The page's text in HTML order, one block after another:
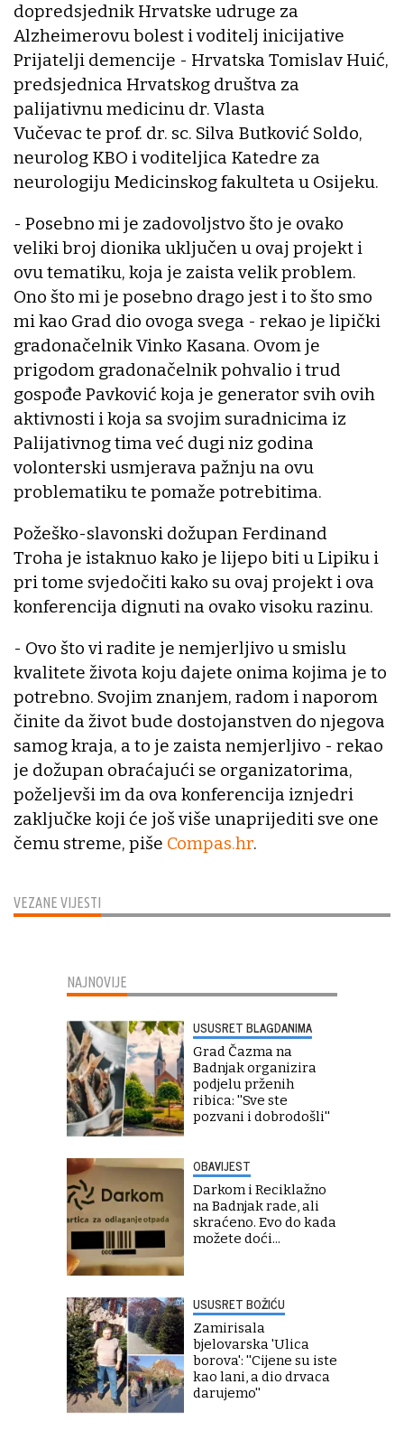
VEZANE VIJESTI
dopredsjednik Hrvatske udruge za
Alzheimerovu bolest i voditelj inicijative
Prijatelji demencije - Hrvatska Tomislav Huić,
predsjednica Hrvatskog društva za
palijativnu medicinu dr. Vlasta
Vučevac te prof. dr. sc. Silva Butković Soldo,
neurolog KBO i voditeljica Katedre za
neurologiju Medicinskog fakulteta u Osijeku.
- Posebno mi je zadovoljstvo što je ovako
veliki broj dionika uključen u ovaj projekt i
ovu tematiku, koja je zaista velik problem.
Ono što mi je posebno drago jest i to što smo
mi kao Grad dio ovoga svega - rekao je lipički
gradonačelnik Vinko Kasana. Ovom je
prigodom gradonačelnik pohvalio i trud
gospođe Pavković koja je generator svih ovih
aktivnosti i koja sa svojim suradnicima iz
Palijativnog tima već dugi niz godina
volonterski usmjerava pažnju na ovu
problematiku te pomaže potrebitima.
Požeško-slavonski dožupan Ferdinand
Troha je istaknuo kako je lijepo biti u Lipiku i
pri tome svjedočiti kako su ovaj projekt i ova
konferencija dignuti na ovako visoku razinu.
- Ovo što vi radite je nemjerljivo u smislu
kvalitete života koju dajete onima kojima je to
potrebno. Svojim znanjem, radom i naporom
činite da život bude dostojanstven do njegova
samog kraja, a to je zaista nemjerljivo - rekao
je dožupan obraćajući se organizatorima,
poželjevši im da ova konferencija iznjedri
zaključke koji će još više unaprijediti sve one
čemu streme, piše Compas.hr.
NAJNOVIJE
USUSRET BLAGDANIMA
Grad Čazma na
Badnjak organizira
podjelu prženih
ribica: ''Sve ste
pozvani i dobrodošli''
OBAVIJEST
Darkom i Reciklažno
na Badnjak rade, ali
skraćeno. Evo do kada
možete doći...
USUSRET BOŽIĆU
Zamirisala
bjelovarska 'Ulica
borova': ''Cijene su iste
kao lani, a dio drvaca
darujemo''